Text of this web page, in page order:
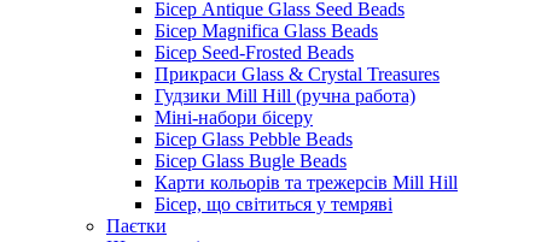
Бісер Antique Glass Seed Beads
Бісер Magnifica Glass Beads
Бісер Seed-Frosted Beads
Прикраси Glass & Crystal Treasures
Гудзики Mill Hill (ручна работа)
Міні-набори бісеру
Бісер Glass Pebble Beads
Бісер Glass Bugle Beads
Карти кольорів та трежерсів Mill Hill
Бісер, що світиться у темряві
Паєтки